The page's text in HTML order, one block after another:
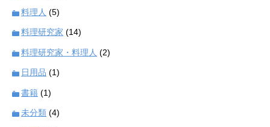
料理人 (5)
料理研究家 (14)
料理研究家・料理人 (2)
日用品 (1)
書籍 (1)
未分類 (4)